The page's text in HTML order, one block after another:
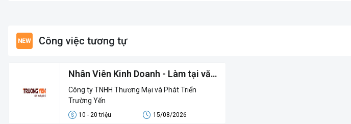
Công việc tương tự
Nhân Viên Kinh Doanh - Làm tại văn
phòng
Công ty TNHH Thương Mại và Phát Triển
Trường Yến
10 - 20 triệu 15/08/2026